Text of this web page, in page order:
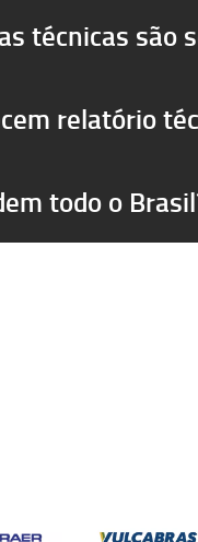
técnicas são
relatório
todo o